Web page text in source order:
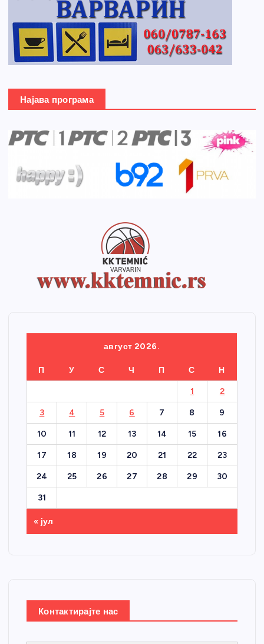
Најава програма
август 2026.
П У С Ч П С Н
1 2
3 4 5 6 7 8 9
10 11 12 13 14 15 16
17 18 19 20 21 22 23
24 25 26 27 28 29 30
31
« јул
Контактирајте нас